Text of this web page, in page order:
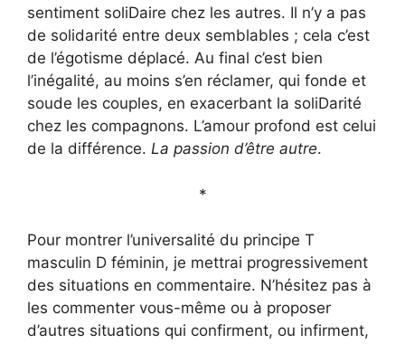
sentiment soliDaire chez les autres. Il n’y a pas
de solidarité entre deux semblables ; cela c’est
de l’égotisme déplacé. Au final c’est bien
l’inégalité, au moins s’en réclamer, qui fonde et
soude les couples, en exacerbant la soliDarité
chez les compagnons. L’amour profond est celui
de la différence. La passion d’être autre.
*
Pour montrer l’universalité du principe T
masculin D féminin, je mettrai progressivement
des situations en commentaire. N’hésitez pas à
les commenter vous-même ou à proposer
d’autres situations qui confirment, ou infirment,